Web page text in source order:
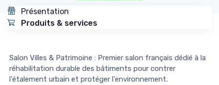
Présentation
Produits & services
Salon Villes & Patrimoine : Premier salon français dédié à la
réhabilitation durable des bâtiments pour contrer
l'étalement urbain et protéger l'environnement.